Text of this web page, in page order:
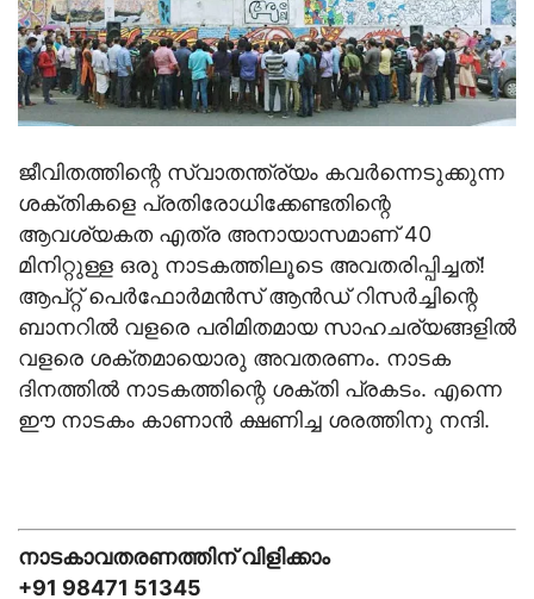
ജീവിതത്തിന്റെ സ്വാതന്ത്ര്യം കവര്‍ന്നെടുക്കുന്ന
ശക്തികളെ പ്രതിരോധിക്കേണ്ടതിന്റെ
ആവശ്യകത എത്ര അനായാസമാണ് 40
മിനിറ്റുള്ള ഒരു നാടകത്തിലൂടെ അവതരിപ്പിച്ചത്!
ആപ്റ്റ് പെര്‍ഫോര്‍മന്‍സ് ആന്‍ഡ് റിസര്‍ച്ചിന്റെ
ബാനറില്‍ വളരെ പരിമിതമായ സാഹചര്യങ്ങളില്‍
വളരെ ശക്തമായൊരു അവതരണം. നാടക
ദിനത്തില്‍ നാടകത്തിന്റെ ശക്തി പ്രകടം. എന്നെ
ഈ നാടകം കാണാന്‍ ക്ഷണിച്ച ശരത്തിനു നന്ദി.
നാടകാവതരണത്തിന് വിളിക്കാം
+91 98471 51345